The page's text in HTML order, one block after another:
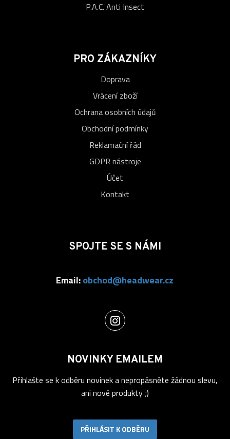
P.A.C. Anti Insect
PRO ZÁKAZNÍKY
Doprava
Vrácení zboží
Ochrana osobních údajů
Obchodní podmínky
Reklamační řád
GDPR nástroje
Účet
Kontakt
SPOJTE SE S NÁMI
Email:obchod@headwear.cz
NOVINKY EMAILEM
Přihlašte se k odběru novinek a nepropásněte žádnou slevu,
ani nové produkty ;)
PŘIHLÁSIT K ODBĚRU